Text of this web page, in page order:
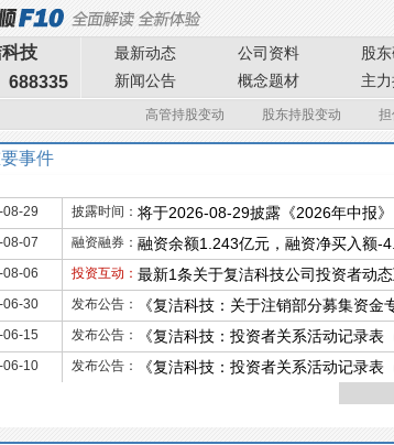
技
688335
最新动态 公司资料 股
新闻公告
概念题材 主
高管持股变动 股东持股变动 担
事件
29 披露时间： 将于2026-08-29披露《2026年中报》
07 融资融券： 融资余额1.243亿元，融资净买入额-
06 投资互动： 最新1条关于复洁科技公司投资者动
06-30 发布公告： 《复洁科技：关于注销部分募集资金
15 发布公告： 《复洁科技：投资者关系活动记录表
06-10 发布公告： 《复洁科技：投资者关系活动记录表